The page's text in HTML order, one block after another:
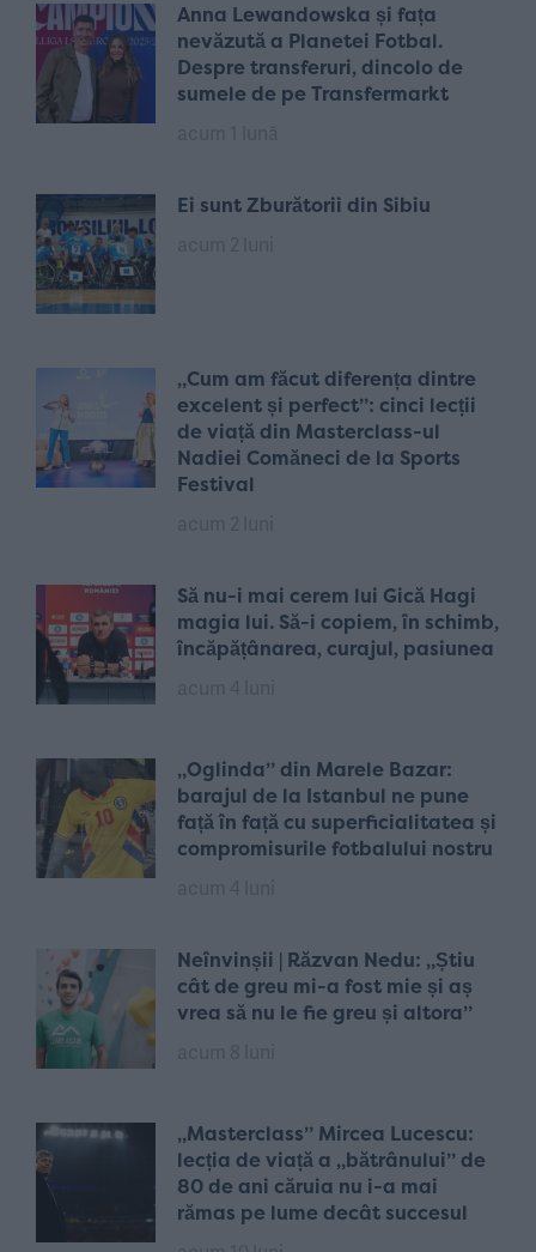
Anna Lewandowska și fața
nevăzută a Planetei Fotbal.
Despre transferuri, dincolo de
sumele de pe Transfermarkt
Ei sunt Zburătorii din Sibiu
„Cum am făcut diferența dintre
excelent și perfect”: cinci lecții
de viață din Masterclass-ul
Nadiei Comăneci de la Sports
Festival
Să nu-i mai cerem lui Gică Hagi
magia lui. Să-i copiem, în schimb,
încăpățânarea, curajul, pasiunea
„Oglinda” din Marele Bazar:
barajul de la Istanbul ne pune
față în față cu superficialitatea și
compromisurile fotbalului nostru
Neînvinșii | Răzvan Nedu: „Știu
cât de greu mi-a fost mie și aș
vrea să nu le fie greu și altora”
„Masterclass” Mircea Lucescu:
lecția de viață a „bătrânului” de
80 de ani căruia nu i-a mai
rămas pe lume decât succesul